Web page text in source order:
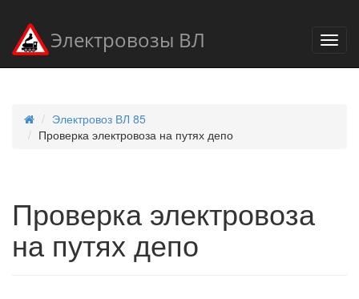
Электровозы ВЛ
Электровоз ВЛ 85
Проверка электровоза на путях депо
Проверка электровоза
на путях депо